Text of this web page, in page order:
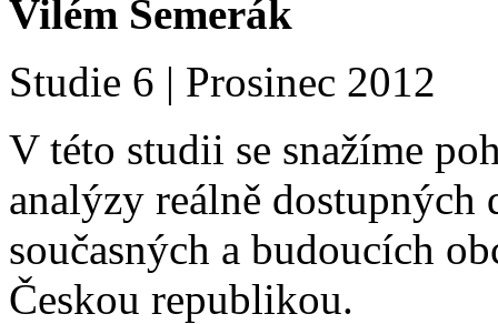
Vilém Semerák
Studie 6 | Prosinec 2012
V této studii se snažíme
analýzy reálně dostupných
současných a budoucích
Českou republikou.